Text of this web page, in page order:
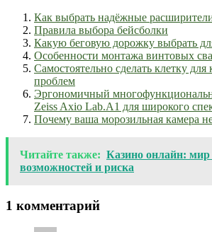
Как выбрать надёжные
Правила выбора бейсболки
Какую беговую дорожку выбрать
Особенности монтажа винтовых
Самостоятельно сделать клетку для
проблем
Эргономичный
Zeiss Axio Lab.A1 для широкого
Почему ваша морозильная камера
Читайте также: Казино онлайн: мир
возможностей и риска
1 комментарий